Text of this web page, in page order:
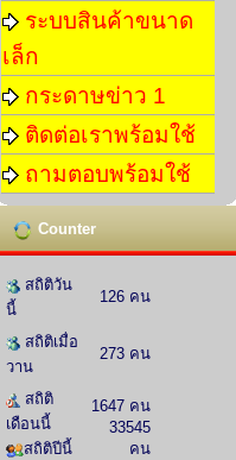
ระบบสินค้าขนาด
เล็ก
กระดาษข่าว 1
ติดต่อเราพร้อมใช้
ถามตอบพร้อมใช้
Counter
สถิติวัน
นี้
126 คน
สถิติเมื่อ
วาน
273 คน
สถิติ
เดือนนี้
สถิติปีนี้
1647 คน
33545
คน